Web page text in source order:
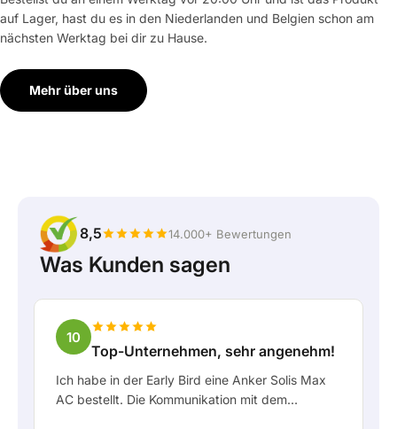
auf Lager, hast du es in den Niederlanden und Belgien schon am
nächsten Werktag bei dir zu Hause.
Mehr über uns
8,5 14.000+ Bewertungen
Was Kunden sagen
10
Top-Unternehmen, sehr angenehm!
Ich habe in der Early Bird eine Anker Solis Max
AC bestellt. Die Kommunikation mit dem